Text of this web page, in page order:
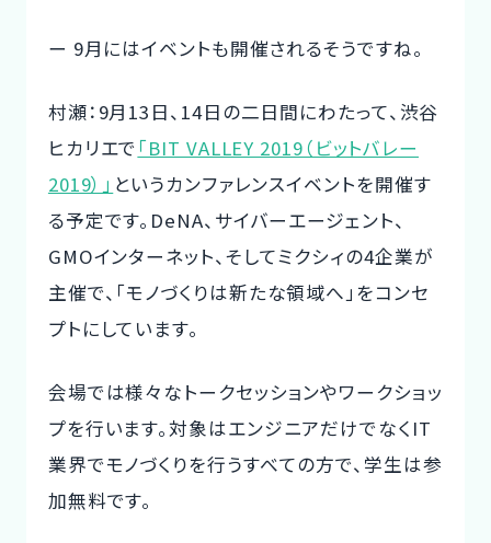
ー 9月にはイベントも開催されるそうですね。
村瀬：9月13日、14日の二日間にわたって、渋谷
ヒカリエで 「BIT VALLEY 2019（ビットバレー
2019）」 というカンファレンスイベントを開催す
る予定です。DeNA、サイバーエージェント、
GMOインターネット、そしてミクシィの4企業が
主催で、「モノづくりは新たな領域へ」をコンセ
プトにしています。
会場では様々なトークセッションやワークショッ
プを行います。対象はエンジニアだけでなくIT
業界でモノづくりを行うすべての方で、学生は参
加無料です。